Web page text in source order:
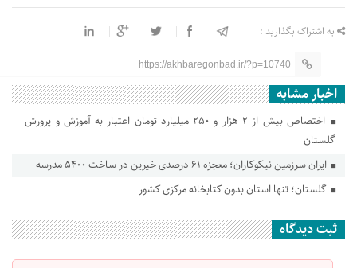
به اشتراک بگذارید :
https://akhbaregonbad.ir/?p=10740
اخبار مشابه
اختصاص بیش از ۲ هزار و ۲۵۰ میلیارد تومان اعتبار به آموزش و پرورش
گلستان
ایران سرزمین نیکوکاران؛ معجزه ۶۱ درصدی خیرین در ساخت ۵۴۰۰ مدرسه
گلستان؛ تنها استان بدون کتابخانه مرکزی کشور
ثبت دیدگاه